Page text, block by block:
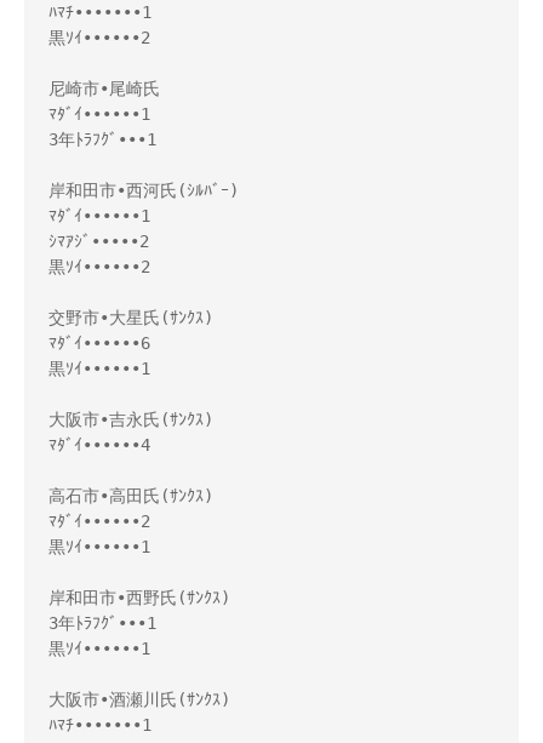
ﾊﾏﾁ•••••••1
黒ｿｲ••••••2
尼崎市•尾崎氏
ﾏﾀﾞｲ••••••1
3年ﾄﾗﾌｸﾞ•••1
岸和田市•西河氏(ｼﾙﾊﾞｰ)
ﾏﾀﾞｲ••••••1
ｼﾏｱｼﾞ•••••2
黒ｿｲ••••••2
交野市•大星氏(ｻﾝｸｽ)
ﾏﾀﾞｲ••••••6
黒ｿｲ••••••1
大阪市•吉永氏(ｻﾝｸｽ)
ﾏﾀﾞｲ••••••4
高石市•高田氏(ｻﾝｸｽ)
ﾏﾀﾞｲ••••••2
黒ｿｲ••••••1
岸和田市•西野氏(ｻﾝｸｽ)
3年ﾄﾗﾌｸﾞ•••1
黒ｿｲ••••••1
大阪市•酒瀬川氏(ｻﾝｸｽ)
ﾊﾏﾁ•••••••1